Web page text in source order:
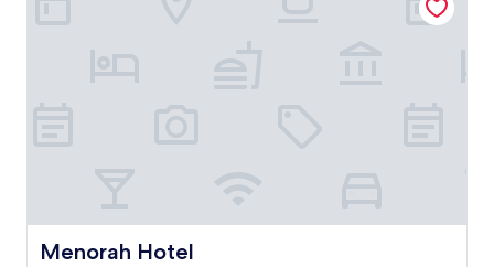
Menorah Hotel
Menorah Hotel